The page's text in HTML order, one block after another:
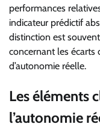
performances
indicateur prédictif
distinction est
concernant les
d’autonomie réelle.
Les éléments
l’autonomie